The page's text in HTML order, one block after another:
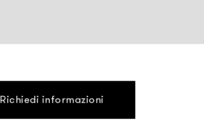
Richiedi informazioni